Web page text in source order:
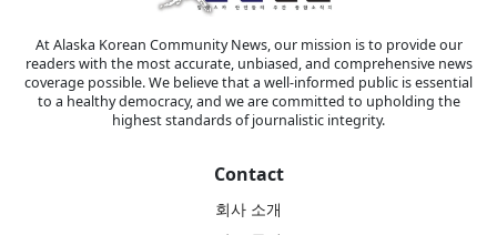
At Alaska Korean Community News, our mission is to provide our
readers with the most accurate, unbiased, and comprehensive news
coverage possible. We believe that a well-informed public is essential
to a healthy democracy, and we are committed to upholding the
highest standards of journalistic integrity.
Contact
회사 소개